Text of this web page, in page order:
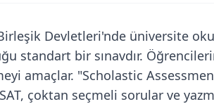
Devletleri'nde üniversite
standart bir sınavdır.
amaçlar. "Scholastic
çoktan seçmeli sorular ve